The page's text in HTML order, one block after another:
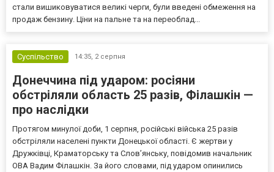
стали вишиковуватися великі черги, були введені обмеження на
продаж бензину. Ціни на пальне та на переоблад...
Суспільство 14:35, 2 серпня
Донеччина під ударом: росіяни
обстріляли область 25 разів, Філашкін —
про наслідки
Протягом минулої доби, 1 серпня, російські війська 25 разів
обстріляли населені пункти Донецької області. Є жертви у
Дружківці, Краматорську та Слов’янську, повідомив начальник
ОВА Вадим Філашкін. За його словами, під ударом опинились